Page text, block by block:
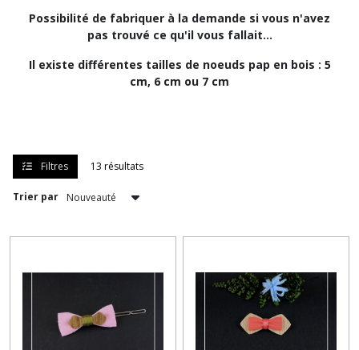
Possibilité de fabriquer à la demande si vous n'avez
pas trouvé ce qu'il vous fallait...
Il existe différentes tailles de noeuds pap en bois : 5
cm, 6 cm ou 7 cm
Filtres 13 résultats
Trier par
noeud
papillon
noeud
papillon
(17)